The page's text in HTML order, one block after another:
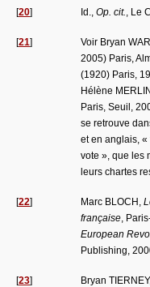
[20] Id., Op. cit. , Le
[21] Voir Bryan
2005) Paris,
(1920) Paris,
Hélène
Paris, Seuil,
se retrouve
et en anglais,
vote », que les
leurs chartes
[22] Marc BLOCH,
française ,
European
Publishing,
[23] Bryan TIERNEY,